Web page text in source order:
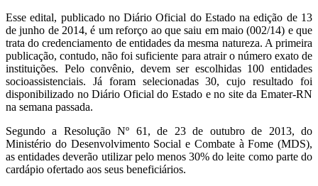
Esse edital, publicado no Diário Oficial do Estado na edição de 13
de junho de 2014, é um reforço ao que saiu em maio (002/14) e que
trata do credenciamento de entidades da mesma natureza. A primeira
publicação, contudo, não foi suficiente para atrair o número exato de
instituições. Pelo convênio, devem ser escolhidas 100 entidades
socioassistenciais. Já foram selecionadas 30, cujo resultado foi
disponibilizado no Diário Oficial do Estado e no site da Emater-RN
na semana passada.
Segundo a Resolução Nº 61, de 23 de outubro de 2013, do
Ministério do Desenvolvimento Social e Combate à Fome (MDS),
as entidades deverão utilizar pelo menos 30% do leite como parte do
cardápio ofertado aos seus beneficiários.